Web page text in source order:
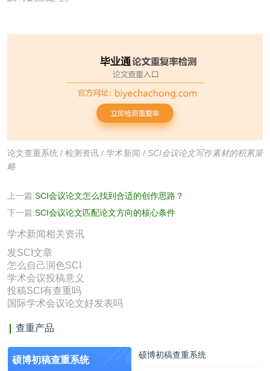
论文查重系统 /检测资讯 /学术新闻 / SCI会议论文写作素材的积累策
略
上一篇:SCI会议论文怎么找到合适的创作思路？
下一篇:SCI会议论文匹配论文方向的核心条件
学术新闻相关资讯
发SCI文章
怎么自己润色SCI
学术会议投稿意义
投稿SCI有查重吗
国际学术会议论文好发表吗
查重产品
硕博初稿查重系统 硕博初稿查重系统